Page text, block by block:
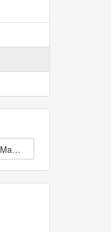
Cómo llegar a Estadio de Vallecas (Madrid)